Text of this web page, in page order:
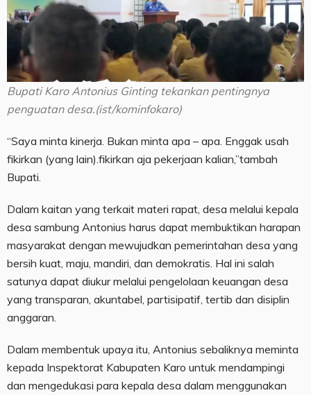
Bupati Karo Antonius Ginting tekankan pentingnya
penguatan desa.(ist/kominfokaro)
“Saya minta kinerja. Bukan minta apa – apa. Enggak usah
fikirkan (yang lain).fikirkan aja pekerjaan kalian,”tambah
Bupati.
Dalam kaitan yang terkait materi rapat, desa melalui kepala
desa sambung Antonius harus dapat membuktikan harapan
masyarakat dengan mewujudkan pemerintahan desa yang
bersih kuat, maju, mandiri, dan demokratis. Hal ini salah
satunya dapat diukur melalui pengelolaan keuangan desa
yang transparan, akuntabel, partisipatif, tertib dan disiplin
anggaran.
Dalam membentuk upaya itu, Antonius sebaliknya meminta
kepada Inspektorat Kabupaten Karo untuk mendampingi
dan mengedukasi para kepala desa dalam menggunakan